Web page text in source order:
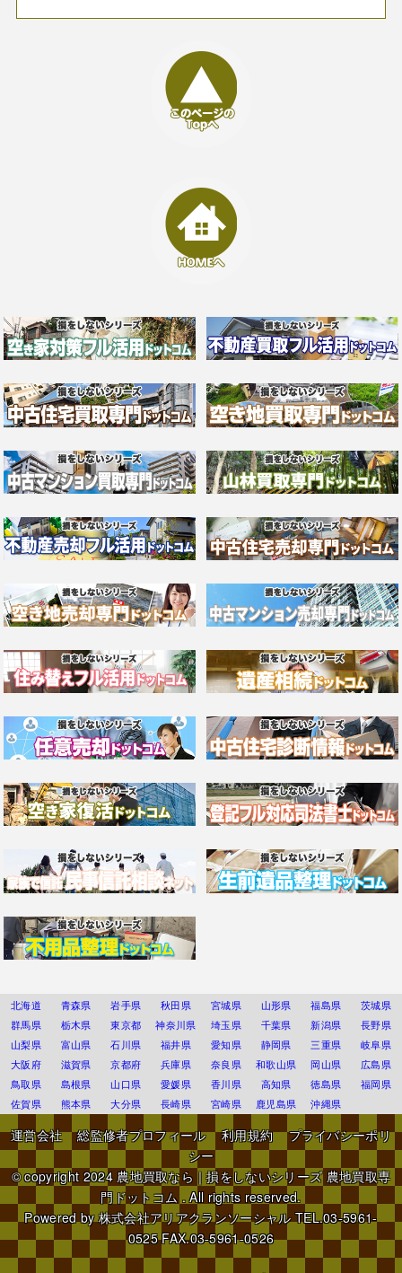
北海道 青森県 岩手県 秋田県 宮城県 山形県 福島県
茨城県
群馬県
栃木県 東京都 神奈川県 埼玉県 千葉県 新潟県
長野県
山梨県
富山県 石川県 福井県 愛知県 静岡県 三重県
岐阜県
大阪府
滋賀県 京都府 兵庫県 奈良県 和歌山県 岡山県
広島県
鳥取県
島根県 山口県 愛媛県 香川県 高知県 徳島県
福岡県
佐賀県
熊本県 大分県 長崎県 宮崎県 鹿児島県 沖縄県
運営会社 総監修者プロフィール 利用規約
プライバシーポリ
シー
© copyright 2024農地買取なら｜損をしないシリーズ 農地買取専
門ドットコム . All rights reserved.
Powered by株式会社アリアクランソーシャルTEL.03-5961-
0525 FAX.03-5961-0526